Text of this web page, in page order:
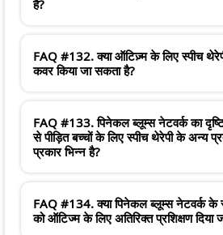
है?
FAQ #132. क्या ऑटिज़्म के लिए स्पीच थेरेपी
कवर किया जा सकता है?
FAQ #133. पिनेकल ब्लूम्स नेटवर्क का
से पीड़ित बच्चों के लिए स्पीच थेरेपी के अन्य
प्रकार भिन्न है?
FAQ #134. क्या पिनेकल ब्लूम्स नेटवर्क के
को ऑटिज्म के लिए अतिरिक्त प्रशिक्षण दिया